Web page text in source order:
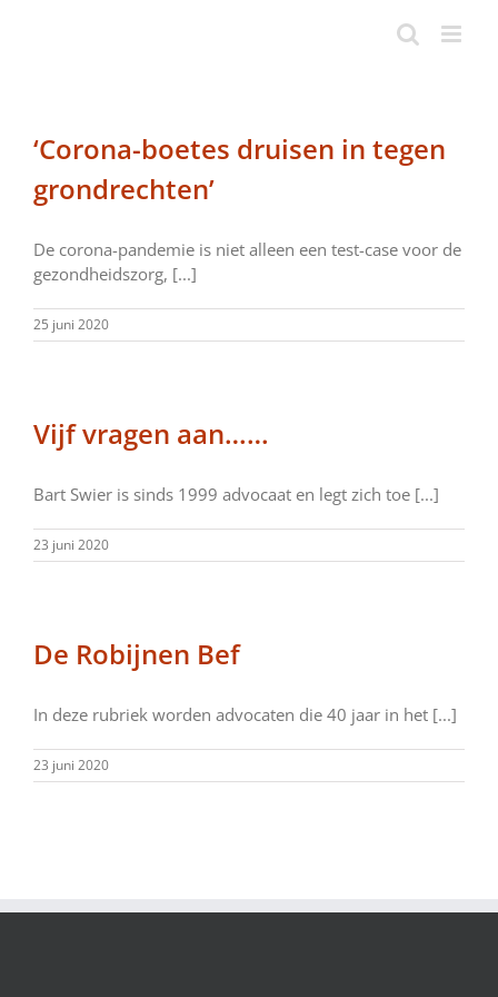
‘Corona-boetes druisen in tegen
grondrechten’
De corona-pandemie is niet alleen een test-case voor de
gezondheidszorg, [...]
25 juni 2020
Vijf vragen aan……
Bart Swier is sinds 1999 advocaat en legt zich toe [...]
23 juni 2020
De Robijnen Bef
In deze rubriek worden advocaten die 40 jaar in het [...]
23 juni 2020